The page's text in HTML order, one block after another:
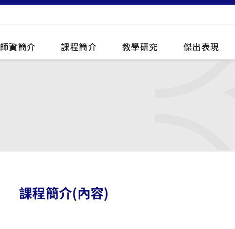
師資簡介 課程簡介 教學研究 傑出表現
課程簡介(內容)